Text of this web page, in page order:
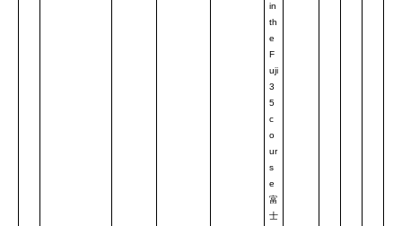
in
th
e
F
uji
3
5
c
o
ur
s
e
富
士